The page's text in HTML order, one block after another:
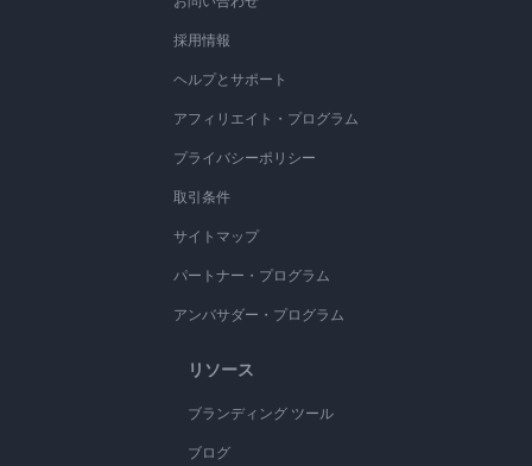
採用情報
ヘルプとサポート
アフィリエイト・プログラム
プライバシーポリシー
取引条件
サイトマップ
パートナー・プログラム
アンバサダー・プログラム
リソース
ブランディング ツール
ブログ